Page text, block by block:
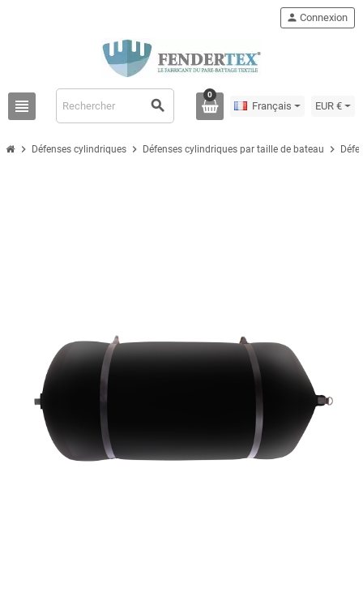
view_headline search
person Connexion
0
Français EUR €
chevron_right Défenses cylindriques chevron_right Défenses cylindriques par taille de bateau chevron_right